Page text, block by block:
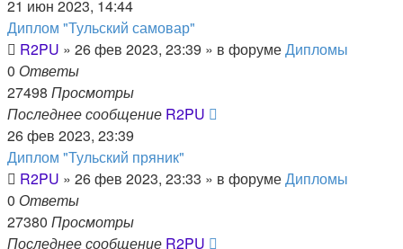
21 июн 2023, 14:44
Диплом "Тульский самовар"
R2PU » 26 фев 2023, 23:39 » в форумеДипломы
0 Ответы
27498 Просмотры
Последнее сообщение R2PU
26 фев 2023, 23:39
Диплом "Тульский пряник"
R2PU » 26 фев 2023, 23:33 » в форумеДипломы
0 Ответы
27380 Просмотры
Последнее сообщение R2PU